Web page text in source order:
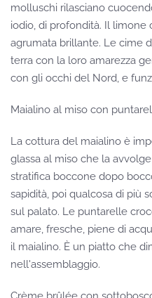
molluschi rilasciano
iodio, di profondità. Il
agrumata brillante. Le cime
terra con la loro amarezza
con gli occhi del Nord, e
Maialino al miso con
La cottura del maialino è
glassa al miso che la
stratifica boccone dopo
sapidità, poi qualcosa di più
sul palato. Le puntarelle
amare, fresche, piene di
il maialino. È un piatto che
nell'assemblaggio.